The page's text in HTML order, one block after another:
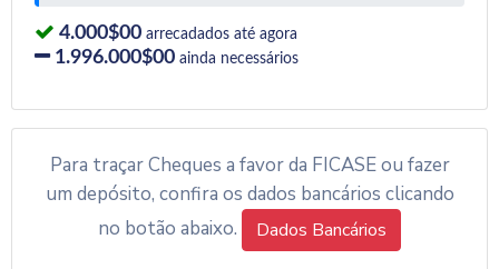
4.000$00 arrecadados até agora
1.996.000$00 ainda necessários
Para traçar Cheques a favor da FICASE ou fazer
um depósito, confira os dados bancários clicando
no botão abaixo.
Dados Bancários